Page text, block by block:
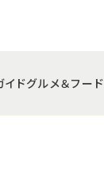
イドグルメ＆フード